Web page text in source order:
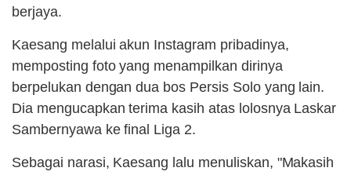
berjaya.
Kaesang melalui akun Instagram pribadinya,
memposting foto yang menampilkan dirinya
berpelukan dengan dua bos Persis Solo yang lain.
Dia mengucapkan terima kasih atas lolosnya Laskar
Sambernyawa ke final Liga 2.
Sebagai narasi, Kaesang lalu menuliskan, "Makasih